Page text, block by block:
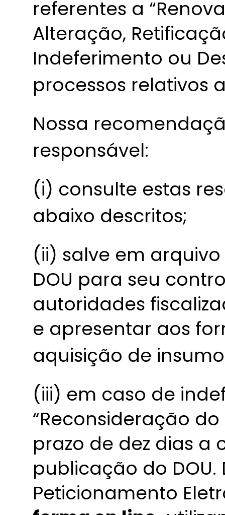
referentes a
Alteração,
Indeferimento ou
processos relativos a
Nossa
responsável:
(i) consulte estas
abaixo descritos;
(ii) salve em
DOU para seu
autoridades
e apresentar aos
aquisição de
(iii) em caso de
“Reconsideração
prazo de dez dias
publicação do
Peticionamento